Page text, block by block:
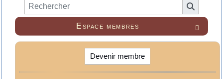

Espace membres
Devenir membre